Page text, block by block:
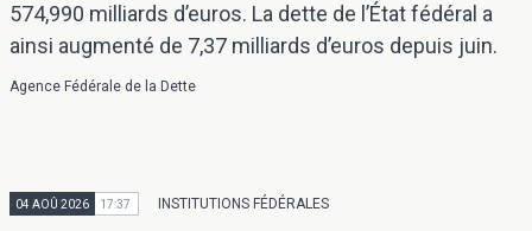
574,990 milliards d’euros. La dette de l’État fédéral a
ainsi augmenté de 7,37 milliards d’euros depuis juin.
Agence Fédérale de la Dette
04 AOÛ 2026 17:37 INSTITUTIONS FÉDÉRALES